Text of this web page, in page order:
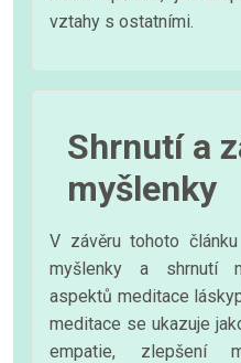
vztahy s ostatními.
Shrnutí a
myšlenky
V závěru tohoto
myšlenky a shrnutí
aspektů meditace
meditace se ukazuje
empatie, zlepšení